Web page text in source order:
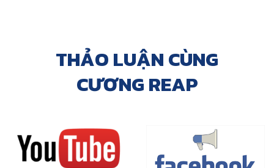
THẢO LUẬN CÙNG
CƯƠNG REAP